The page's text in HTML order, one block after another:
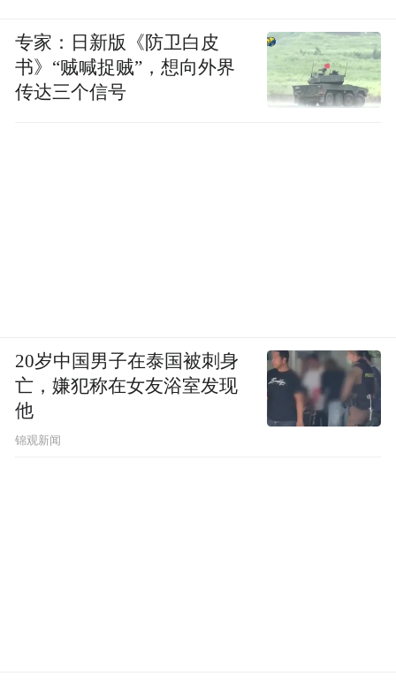
专家：日新版《防卫白皮
书》“贼喊捉贼”，想向外界
传达三个信号
20岁中国男子在泰国被刺身
亡，嫌犯称在女友浴室发现
他
锦观新闻